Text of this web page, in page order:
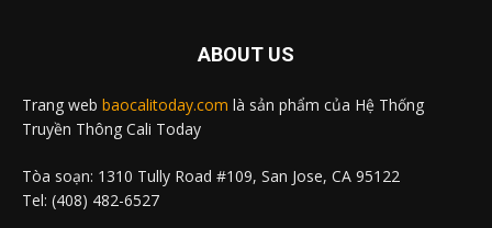
ABOUT US
Trang web baocalitoday.com là sản phẩm của Hệ Thống
Truyền Thông Cali Today
Tòa soạn: 1310 Tully Road #109, San Jose, CA 95122
Tel: (408) 482-6527